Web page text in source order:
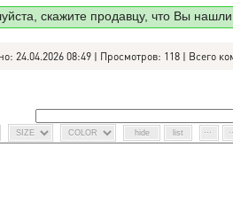
скажите продавцу, что Вы
24.04.2026 08:49 | Просмотров: 118 | Всего